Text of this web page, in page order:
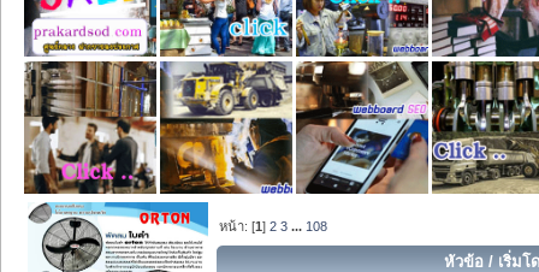
หน้า: [1]2 3 ... 108
หัวข้อ / เริ่มโ